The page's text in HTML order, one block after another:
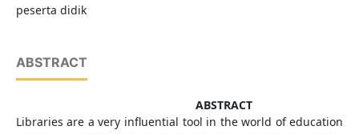
peserta didik
ABSTRACT
ABSTRACT
Libraries are a very influential tool in the world of education